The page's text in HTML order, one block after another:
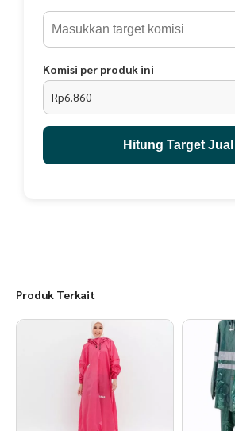
Komisi per produk ini
Rp6.860
Hitung Target Jual
Produk Terkait